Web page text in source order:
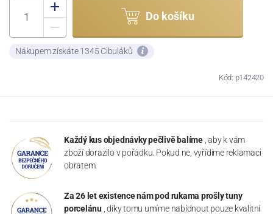
Do košíku
Nákupem získáte 1345 Cibuláků
Kód: p142420
Každý kus objednávky pečlivě balíme , aby k vám
zboží dorazilo v pořádku. Pokud ne, vyřídíme reklamaci
obratem.
Za 26 let existence nám pod rukama prošly tuny
porcelánu , díky tomu umíme nabídnout pouze kvalitní